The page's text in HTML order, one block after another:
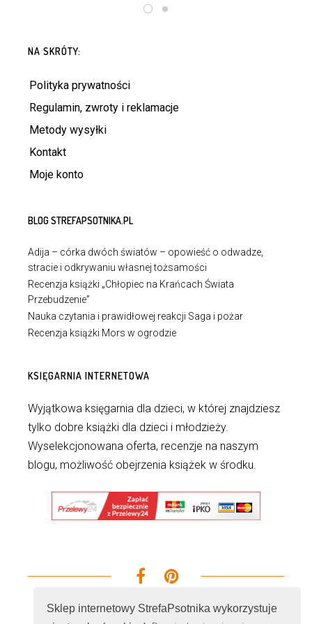
Sklep internetowy StrefaPsotnika wykorzystuje
NA SKRÓTY:
Polityka prywatności
Regulamin, zwroty i reklamacje
Metody wysyłki
Kontakt
Moje konto
BLOG STREFAPSOTNIKA.PL
Adija – córka dwóch światów – opowieść o odwadze,
stracie i odkrywaniu własnej tożsamości
Recenzja książki „Chłopiec na Krańcach Świata
Przebudzenie”
Nauka czytania i prawidłowej reakcji Saga i pożar
Recenzja książki Mors w ogrodzie
KSIĘGARNIA INTERNETOWA
Wyjątkowa księgarnia dla dzieci, w której znajdziesz
tylko dobre książki dla dzieci i młodzieży.
Wyselekcjonowana oferta, recenzje na naszym
blogu, możliwość obejrzenia książek w środku.